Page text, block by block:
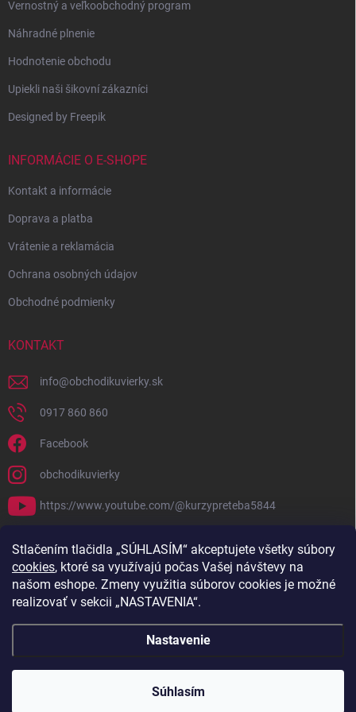
Stlačením tlačidla „SÚHLASÍM“ akceptujete všetky súbory
cookies, ktoré sa využívajú počas Vašej návštevy na
našom eshope. Zmeny využitia súborov cookies je možné
realizovať v sekcii „NASTAVENIA“.
Nastavenie
Súhlasím
Vernostný a veľkoobchodný program
Náhradné plnenie
Hodnotenie obchodu
Upiekli naši šikovní zákazníci
Designed by Freepik
INFORMÁCIE O E-SHOPE
Kontakt a informácie
Doprava a platba
Vrátenie a reklamácia
Ochrana osobných údajov
Obchodné podmienky
KONTAKT
info@obchodikuvierky.sk
0917 860 860
Facebook
obchodikuvierky
https://www.youtube.com/@kurzypreteba5844
PRIJÍMAME ONLINE PLATBY
Vytvoril Shoptet
Copyright 2026Obchodík u Vierky. Všetky práva vyhradené.